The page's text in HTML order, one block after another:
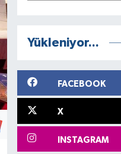
Yükleniyor...
FACEBOOK
X
INSTAGRAM